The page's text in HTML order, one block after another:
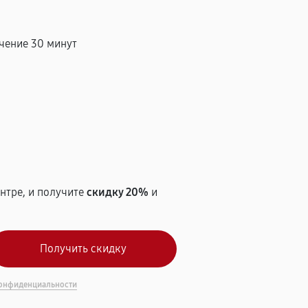
30 минут
и получитескидку 20% и